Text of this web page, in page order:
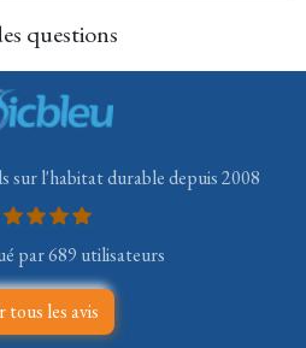
questions
sur l'habitat durable depuis 2008
par 689 utilisateurs
tous les avis